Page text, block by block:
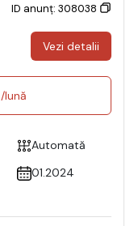
ID anunț: 308038
Vezi detalii
lună
Automată
01.2024